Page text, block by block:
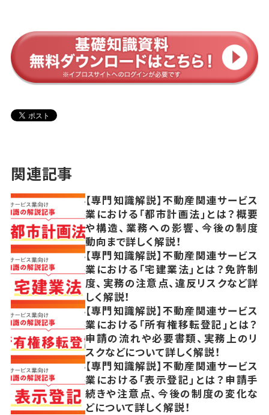
関連記事
【専門知識解説】不動産関連サービス
業における「都市計画法」とは？概要
や構造、業務への影響、今後の制度
動向まで詳しく解説！
【専門知識解説】不動産関連サービス
業における「宅建業法」とは？免許制
度、実務の注意点、違反リスクなど詳
しく解説！
【専門知識解説】不動産関連サービス
業における「所有権移転登記」とは？
申請の流れや必要書類、実務上のリ
スクなどについて詳しく解説！
【専門知識解説】不動産関連サービス
業における「表示登記」とは？申請手
続きや注意点、今後の制度の変化な
どについて詳しく解説！